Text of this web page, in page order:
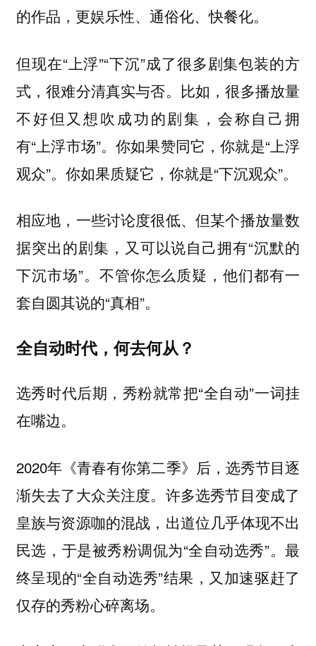
的作品，更娱乐性、通俗化、快餐化。
但现在“上浮”“下沉”成了很多剧集包装的方
式，很难分清真实与否。比如，很多播放量
不好但又想吹成功的剧集，会称自己拥
有“上浮市场”。你如果赞同它，你就是“上浮
观众”。你如果质疑它，你就是“下沉观众”。
相应地，一些讨论度很低、但某个播放量数
据突出的剧集，又可以说自己拥有“沉默的
下沉市场”。不管你怎么质疑，他们都有一
套自圆其说的“真相”。
全自动时代，何去何从？
选秀时代后期，秀粉就常把“全自动”一词挂
在嘴边。
2020年《青春有你第二季》后，选秀节目逐
渐失去了大众关注度。许多选秀节目变成了
皇族与资源咖的混战，出道位几乎体现不出
民选，于是被秀粉调侃为“全自动选秀”。最
终呈现的“全自动选秀”结果，又加速驱赶了
仅存的秀粉心碎离场。